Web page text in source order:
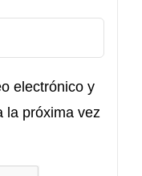
electrónico y
la próxima vez